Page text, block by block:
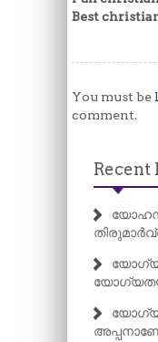
Best
You must be
comment.
Recent